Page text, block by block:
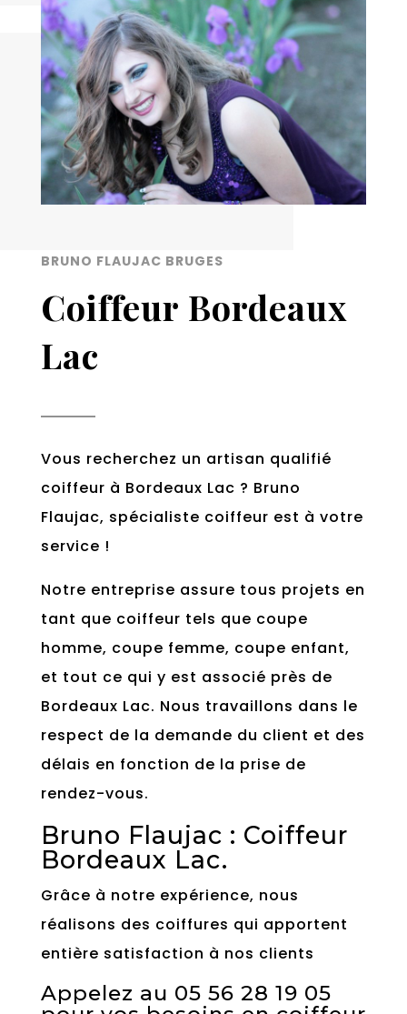
BRUNO FLAUJAC BRUGES
Coiffeur Bordeaux
Lac
Vous recherchez un artisan qualifié
coiffeur à Bordeaux Lac ? Bruno
Flaujac, spécialiste coiffeur est à votre
service !
Notre entreprise assure tous projets en
tant que coiffeur tels que coupe
homme, coupe femme, coupe enfant,
et tout ce qui y est associé près de
Bordeaux Lac. Nous travaillons dans le
respect de la demande du client et des
délais en fonction de la prise de
rendez-vous.
Bruno Flaujac : Coiffeur
Bordeaux Lac.
Grâce à notre expérience, nous
réalisons des coiffures qui apportent
entière satisfaction à nos clients
Appelez au 05 56 28 19 05